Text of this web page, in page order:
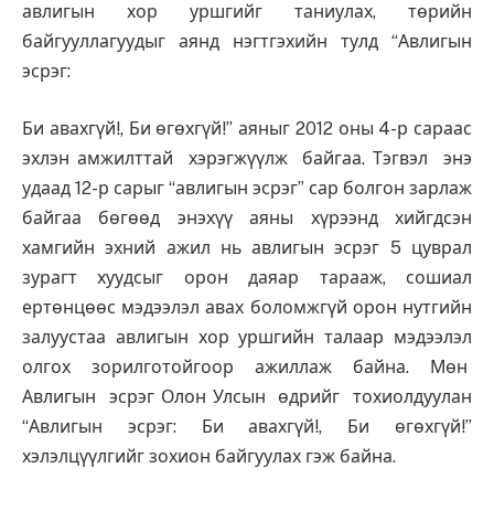
авлигын хор уршгийг таниулах, төрийн
байгууллагуудыг аянд нэгтгэхийн тулд “Авлигын
эсрэг:
Би авахгүй!, Би өгөхгүй!” аяныг 2012 оны 4-р сараас
эхлэн амжилттай хэрэгжүүлж байгаа. Тэгвэл энэ
удаад 12-р сарыг “авлигын эсрэг” сар болгон зарлаж
байгаа бөгөөд энэхүү аяны хүрээнд хийгдсэн
хамгийн эхний ажил нь авлигын эсрэг 5 цуврал
зурагт хуудсыг орон даяар тарааж, сошиал
ертөнцөөс мэдээлэл авах боломжгүй орон нутгийн
залуустаа авлигын хор уршгийн талаар мэдээлэл
олгох зорилготойгоор ажиллаж байна. Мөн
Авлигын эсрэг Олон Улсын өдрийг тохиолдуулан
“Авлигын эсрэг: Би авахгүй!, Би өгөхгүй!”
хэлэлцүүлгийг зохион байгуулах гэж байна.